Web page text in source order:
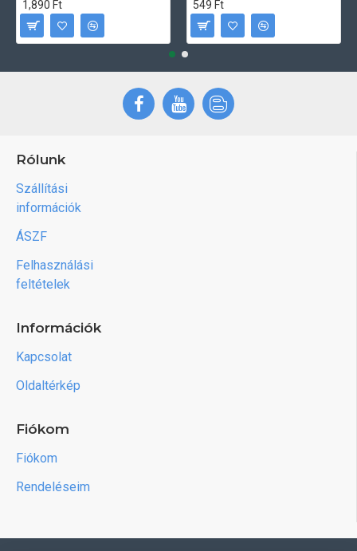
1,890 Ft
549 Ft
Rólunk
Szállítási
információk
ÁSZF
Felhasználási
feltételek
Információk
Kapcsolat
Oldaltérkép
Fiókom
Fiókom
Rendeléseim